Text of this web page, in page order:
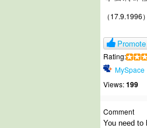
（17.9.1996）
Promote
Rating:
MySpace
Views:199
Comment
You need to